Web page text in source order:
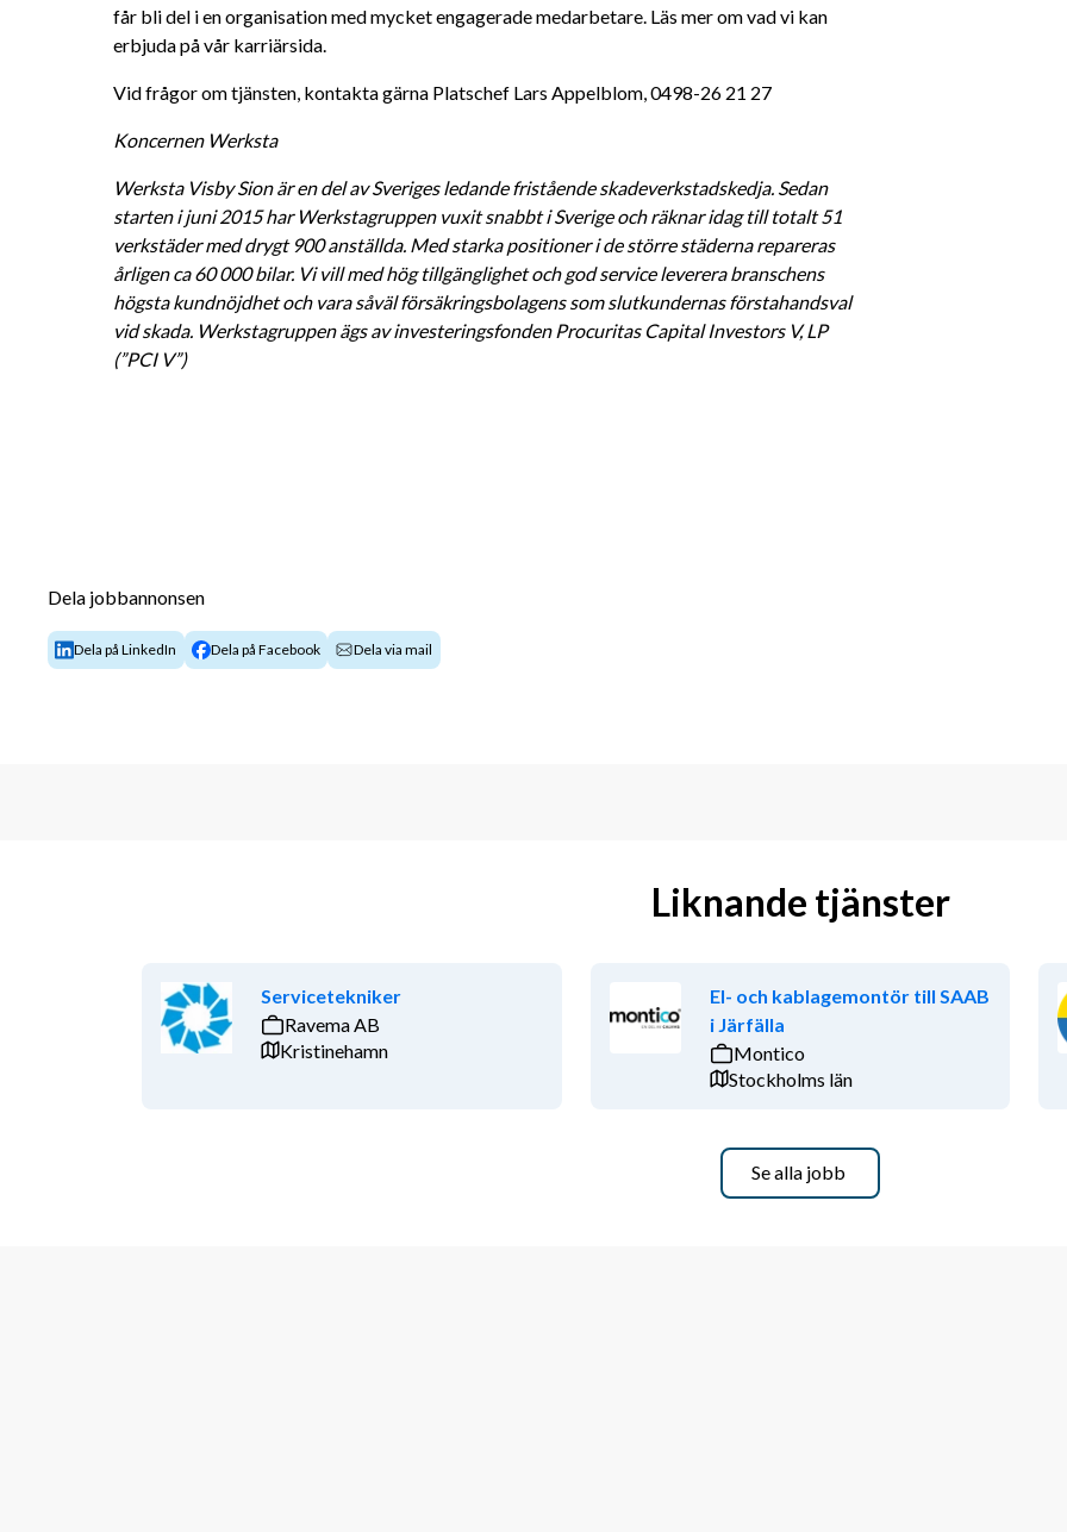
får bli del i en organisation med mycket engagerade medarbetare. Läs mer om vad vi kan
erbjuda på vår karriärsida.
Vid frågor om tjänsten, kontakta gärna Platschef Lars Appelblom, 0498-26 21 27
Koncernen Werksta
Werksta Visby Sion är en del av Sveriges ledande fristående skadeverkstadskedja. Sedan
starten i juni 2015 har Werkstagruppen vuxit snabbt i Sverige och räknar idag till totalt 51
verkstäder med drygt 900 anställda. Med starka positioner i de större städerna repareras
årligen ca 60 000 bilar. Vi vill med hög tillgänglighet och god service leverera branschens
högsta kundnöjdhet och vara såväl försäkringsbolagens som slutkundernas förstahandsval
vid skada. Werkstagruppen ägs av investeringsfonden Procuritas Capital Investors V, LP
(”PCI V”)
Dela jobbannonsen
Dela på LinkedIn Dela på Facebook Dela via mail
Liknande tjänster
Servicetekniker
Ravema AB
Kristinehamn
El- och kablagemontör till SAAB
i Järfälla
Montico
Stockholms län
Se alla jobb